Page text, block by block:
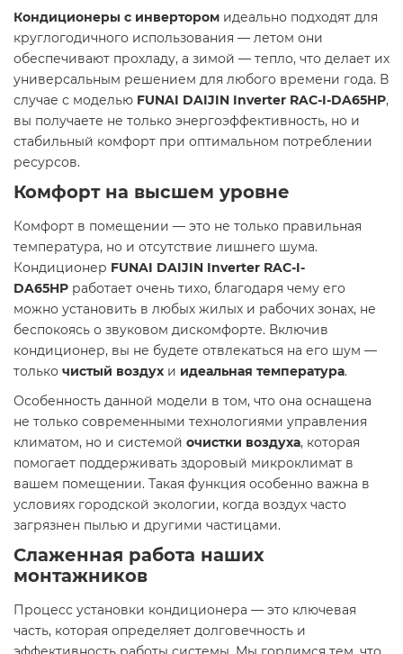
Кондиционеры с инвертором идеально подходят для
круглогодичного использования — летом они
обеспечивают прохладу, а зимой — тепло, что делает их
универсальным решением для любого времени года. В
случае с моделью FUNAI DAIJIN Inverter RAC-I-DA65HP,
вы получаете не только энергоэффективность, но и
стабильный комфорт при оптимальном потреблении
ресурсов.
Комфорт на высшем уровне
Комфорт в помещении — это не только правильная
температура, но и отсутствие лишнего шума.
Кондиционер FUNAI DAIJIN Inverter RAC-I-
DA65HP работает очень тихо, благодаря чему его
можно установить в любых жилых и рабочих зонах, не
беспокоясь о звуковом дискомфорте. Включив
кондиционер, вы не будете отвлекаться на его шум —
только чистый воздух и идеальная температура.
Особенность данной модели в том, что она оснащена
не только современными технологиями управления
климатом, но и системой очистки воздуха, которая
помогает поддерживать здоровый микроклимат в
вашем помещении. Такая функция особенно важна в
условиях городской экологии, когда воздух часто
загрязнен пылью и другими частицами.
Слаженная работа наших
монтажников
Процесс установки кондиционера — это ключевая
часть, которая определяет долговечность и